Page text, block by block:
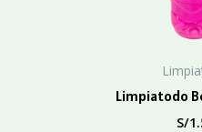
Limpiatodo
S/